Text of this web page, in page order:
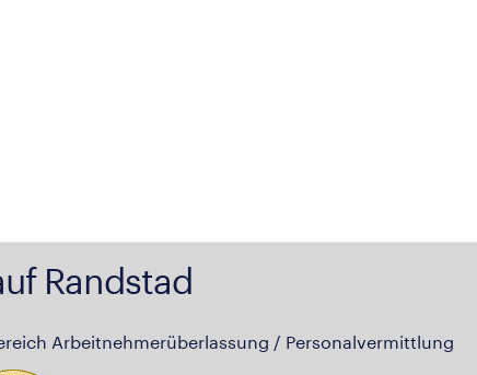
Randstad
Arbeitnehmerüberlassung / Personalvermittlung